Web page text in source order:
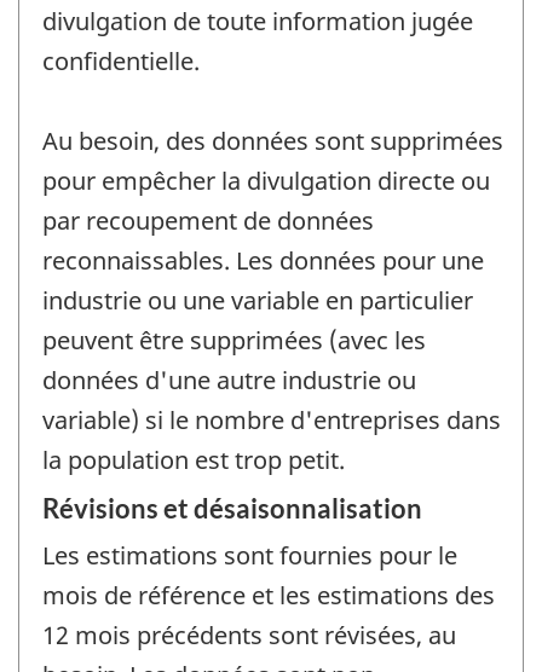
divulgation de toute information jugée
confidentielle.
Au besoin, des données sont supprimées
pour empêcher la divulgation directe ou
par recoupement de données
reconnaissables. Les données pour une
industrie ou une variable en particulier
peuvent être supprimées (avec les
données d'une autre industrie ou
variable) si le nombre d'entreprises dans
la population est trop petit.
Révisions et désaisonnalisation
Les estimations sont fournies pour le
mois de référence et les estimations des
12 mois précédents sont révisées, au